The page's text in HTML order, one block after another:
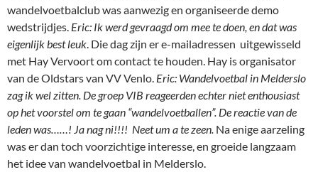
wandelvoetbalclub was aanwezig en organiseerde demo
wedstrijdjes. Eric: Ik werd gevraagd om mee te doen, en dat was
eigenlijk best leuk. Die dag zijn er e-mailadressen uitgewisseld
met Hay Vervoort om contact te houden. Hay is organisator
van de Oldstars van VV Venlo. Eric: Wandelvoetbal in Melderslo
zag ik wel zitten. De groep VIB reageerden echter niet enthousiast
op het voorstel om te gaan “wandelvoetballen”. De reactie van de
leden was……! Ja nag ni!!!! Neet um a te zeen. Na enige aarzeling
was er dan toch voorzichtige interesse, en groeide langzaam
het idee van wandelvoetbal in Melderslo.